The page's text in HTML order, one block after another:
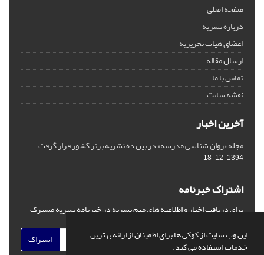
این وب سایت از کوکی ها برای اطمینان از ارائه بهترین
خدمات استفاده می کند.
صفحه اصلی
درباره نشریه
اعضای هیات تحریریه
ارسال مقاله
تماس با ما
نقشه سایت
آخرین اخبار
مجله «روان شناسی مدرسه» در بین ده نشریه برتر کشور قرار گرفت.
1394-12-18
اشتراک خبرنامه
برای دریافت اخبار و اطلاعیه های مهم نشریه در خبرنامه نشریه مشترک
اشتراک